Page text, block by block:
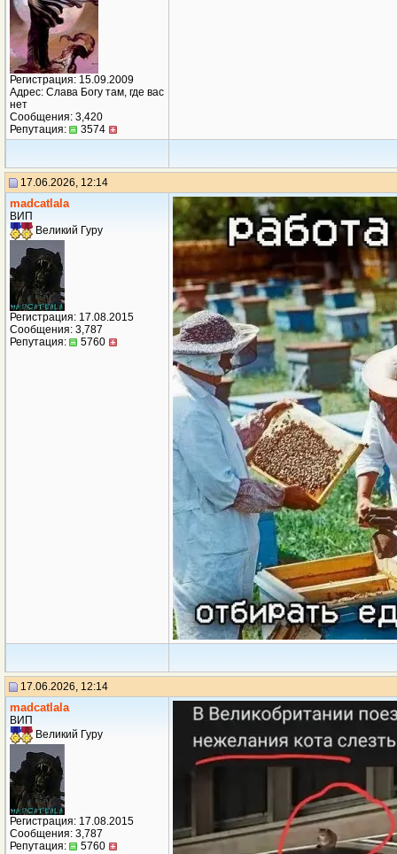
Регистрация: 15.09.2009
Адрес: Слава Богу там, где вас
нет
Сообщения: 3,420
Репутация:
3574
17.06.2026, 12:14
madcatlala
ВИП
Великий Гуру
Регистрация: 17.08.2015
Сообщения: 3,787
Репутация:
5760
17.06.2026, 12:14
madcatlala
ВИП
Великий Гуру
Регистрация: 17.08.2015
Сообщения: 3,787
Репутация:
5760